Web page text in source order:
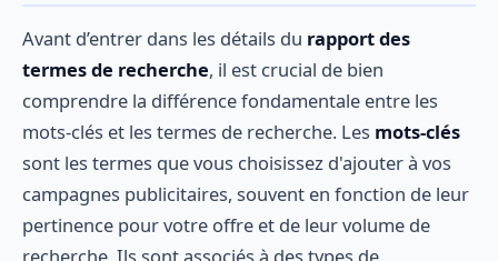
Avant d’entrer dans les détails du rapport des
termes de recherche, il est crucial de bien
comprendre la différence fondamentale entre les
mots-clés et les termes de recherche. Les mots-clés
sont les termes que vous choisissez d'ajouter à vos
campagnes publicitaires, souvent en fonction de leur
pertinence pour votre offre et de leur volume de
recherche. Ils sont associés à des types de